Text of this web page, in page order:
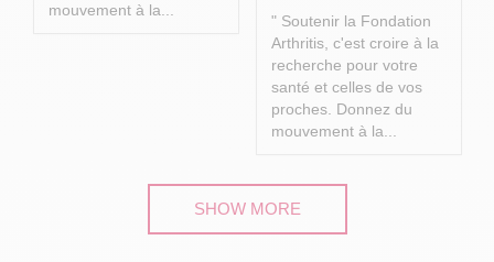
mouvement à la...
" Soutenir la Fondation
Arthritis, c'est croire à la
recherche pour votre
santé et celles de vos
proches. Donnez du
mouvement à la...
SHOW MORE